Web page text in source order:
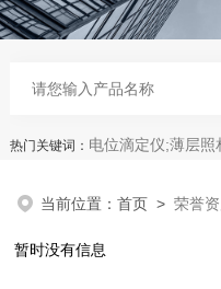
热门关键词： 电位滴定仪;薄层照相分析仪;电位测定仪;
当前位置：首页 >荣誉
暂时没有信息